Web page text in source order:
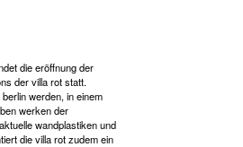
die eröffnung der
der villa rot statt.
werden, in einem
werken der
wandplastiken und
die villa rot zudem ein